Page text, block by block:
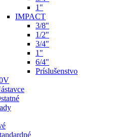
1"
IMPACT
3/8"
1/2"
3/4"
1"
6/4"
Príslušenstvo